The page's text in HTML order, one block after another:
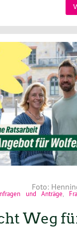
Foto:
und Anträge
Weg